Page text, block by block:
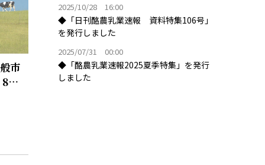
市
5
2025/10/28 16:00
◆「日刊酪農乳業速報 資料特集106号」
を発行しました
2025/07/31 00:00
◆「酪農乳業速報2025夏季特集」を発行
しました